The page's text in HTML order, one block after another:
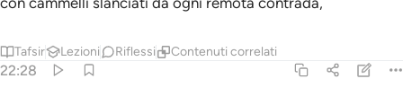
Tafsir Lezioni Riflessi Contenuti correlati
22:28